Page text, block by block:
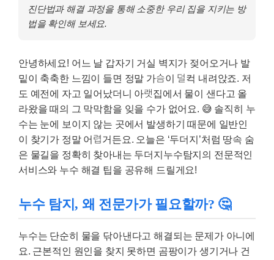
진단법과 해결 과정을 통해 소중한 우리 집을 지키는 방
법을 확인해 보세요.
안녕하세요! 어느 날 갑자기 거실 벽지가 젖어오거나 발
밑이 축축한 느낌이 들면 정말 가슴이 덜컥 내려앉죠. 저
도 예전에 자고 일어났더니 아랫집에서 물이 샌다고 올
라왔을 때의 그 막막함을 잊을 수가 없어요. 😅 솔직히 누
수는 눈에 보이지 않는 곳에서 발생하기 때문에 일반인
이 찾기가 정말 어렵거든요. 오늘은 ‘두더지’처럼 땅속 숨
은 물길을 정확히 찾아내는 두더지누수탐지 의 전문적인
서비스와 누수 해결 팁을 공유해 드릴게요!
누수 탐지, 왜 전문가가 필요할까? 🤔
누수는 단순히 물을 닦아낸다고 해결되는 문제가 아니에
요. 근본적인 원인을 찾지 못하면 곰팡이가 생기거나 건